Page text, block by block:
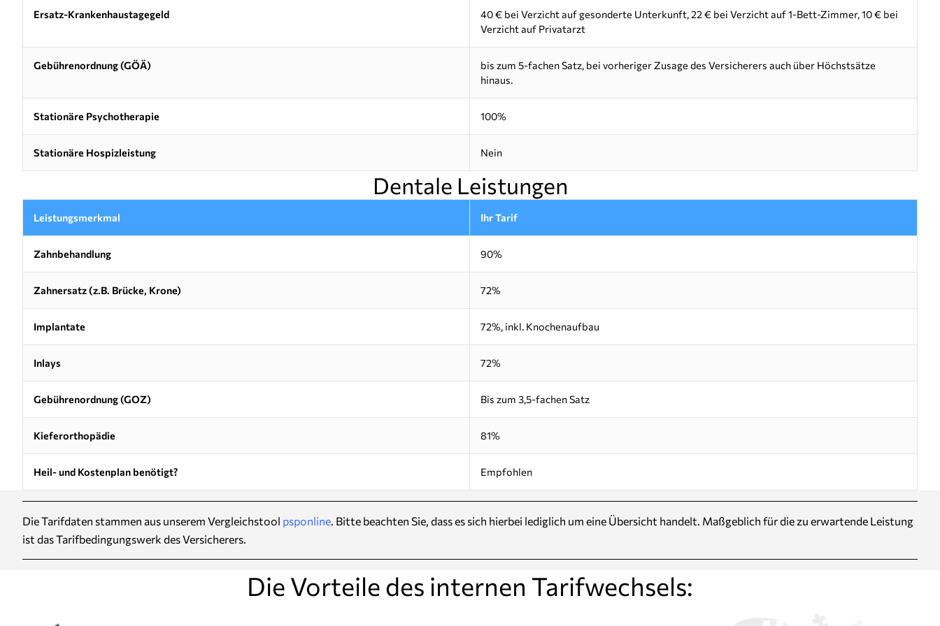
Ersatz-Krankenhaustagegeld
40 € bei Verzicht auf gesonderte Unterkunft, 22 € bei Verzicht auf 1-Bett-Zimmer, 10 € bei
Verzicht auf Privatarzt
Gebührenordnung (GÖÄ)
bis zum 5-fachen Satz, bei vorheriger Zusage des Versicherers auch über Höchstsätze
hinaus.
Stationäre Psychotherapie 100%
Stationäre Hospizleistung Nein
Dentale Leistungen
Leistungsmerkmal Ihr Tarif
Zahnbehandlung 90%
Zahnersatz (z.B. Brücke, Krone) 72%
Implantate 72%, inkl. Knochenaufbau
Inlays 72%
Gebührenordnung (GOZ) Bis zum 3,5-fachen Satz
Kieferorthopädie 81%
Heil- und Kostenplan benötigt? Empfohlen
Die Tarifdaten stammen aus unserem Vergleichstool psponline. Bitte beachten Sie, dass es sich hierbei lediglich um eine Übersicht handelt. Maßgeblich für die zu erwartende Leistung
ist das Tarifbedingungswerk des Versicherers.
Die Vorteile des internen Tarifwechsels: